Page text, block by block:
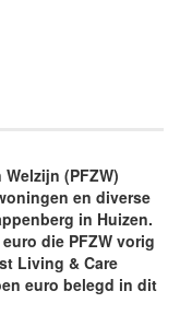
(PFZW)
en diverse
in Huizen.
die PFZW vorig
Living & Care
euro belegd in dit